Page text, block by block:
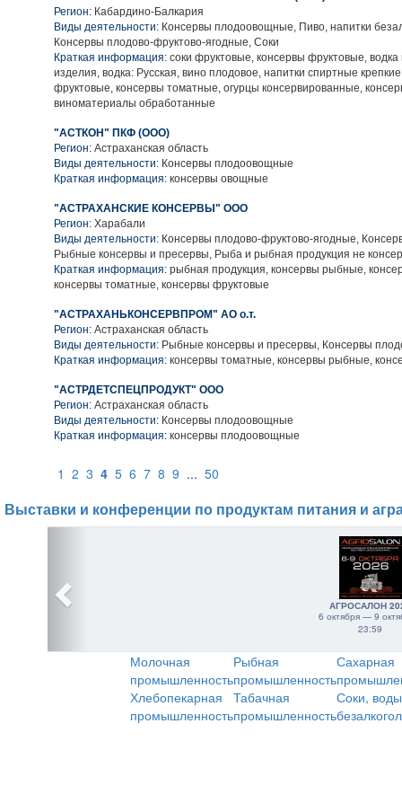
Регион: Кабардино-Балкария
Виды деятельности: Консервы плодоовощные, Пиво, напитки
Консервы плодово-фруктово-ягодные, Соки
Краткая информация: соки фруктовые, консервы фруктовые,
изделия, водка: Русская, вино плодовое, напитки спиртные
фруктовые, консервы томатные, огурцы консервированные,
виноматериалы обработанные
"АСТКОН" ПКФ (ООО)
Регион: Астраханская область
Виды деятельности: Консервы плодоовощные
Краткая информация: консервы овощные
"АСТРАХАНСКИЕ КОНСЕРВЫ" ООО
Регион: Харабали
Виды деятельности: Консервы плодово-фруктово-ягодные,
Рыбные консервы и пресервы, Рыба и рыбная продукция не
Краткая информация: рыбная продукция, консервы рыбные,
консервы томатные, консервы фруктовые
"АСТРАХАНЬКОНСЕРВПРОМ" АО о.т.
Регион: Астраханская область
Виды деятельности: Рыбные консервы и пресервы, Консервы
Краткая информация: консервы томатные, консервы рыбные,
"АСТРДЕТСПЕЦПРОДУКТ" ООО
Регион: Астраханская область
Виды деятельности: Консервы плодоовощные
Краткая информация: консервы плодоовощные
1 2 3 4 5 6 7 8 9 ... 50
Выставки и конференции по продуктам питания и
АГРОСАЛОН
6 октября — 9
23:59
Молочная
промышленность
Рыбная
промышленность
Сахарная
Хлебопекарная
промышленность
Табачная
промышленность
Соки,